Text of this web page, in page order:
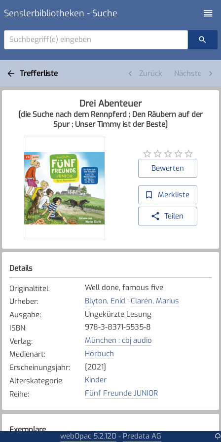
Senslerbibliotheken - Suche
Suchbegriff(e) eingeben
Trefferliste Zurück Nächste
Drei Abenteuer
[die Suche nach dem Rennpferd ; Den Räubern auf der
Spur ; Unser Timmy ist der Beste]
Bewerten
Merkliste
Teilen
Details
Originaltitel:
Well done, famous five
Urheber: Blyton, Enid ; Clarén, Marius
Ausgabe:
Ungekürzte Lesung
ISBN:
978-3-8371-5535-8
Verlag:
München : cbj audio
Medienart:
Hörbuch
Erscheinungsjahr:
[2021]
Alterskategorie:
Kinder
Reihe: Fünf Freunde JUNIOR
Exemplare
webOpac 5.2.120 - Predata AG